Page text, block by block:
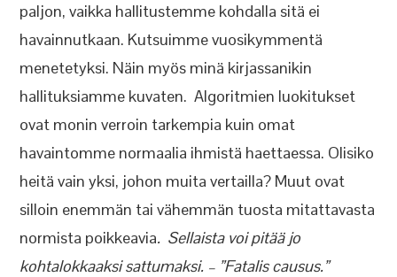
paljon, vaikka hallitustemme kohdalla sitä ei
havainnutkaan. Kutsuimme vuosikymmentä
menetetyksi. Näin myös minä kirjassanikin
hallituksiamme kuvaten. Algoritmien luokitukset
ovat monin verroin tarkempia kuin omat
havaintomme normaalia ihmistä haettaessa. Olisiko
heitä vain yksi, johon muita vertailla? Muut ovat
silloin enemmän tai vähemmän tuosta mitattavasta
normista poikkeavia. Sellaista voi pitää jo
kohtalokkaaksi sattumaksi. – ”Fatalis causus.”